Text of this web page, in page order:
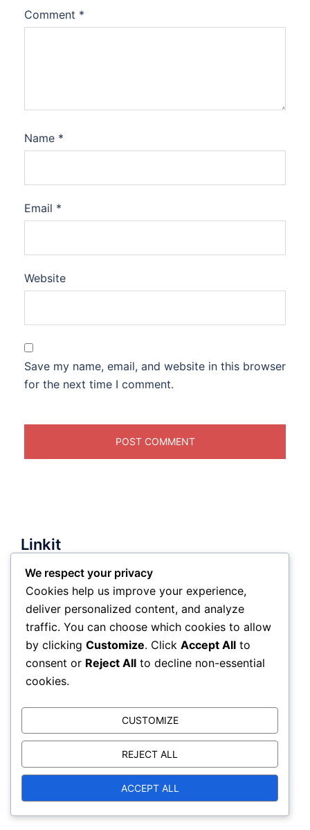
Comment *
Name *
Email *
Website
Save my name, email, and website in this browser
for the next time I comment.
Linkit
Kaikki julkaisut
Tietoja
Ota yhteyttä meihin
Neuvottelukommunikaatio
Neuvottelupsykologia
We respect your privacy
Cookies help us improve your experience,
deliver personalized content, and analyze
traffic. You can choose which cookies to allow
by clicking Customize. Click Accept All to
consent or Reject All to decline non-essential
cookies.
CUSTOMIZE
REJECT ALL
ACCEPT ALL